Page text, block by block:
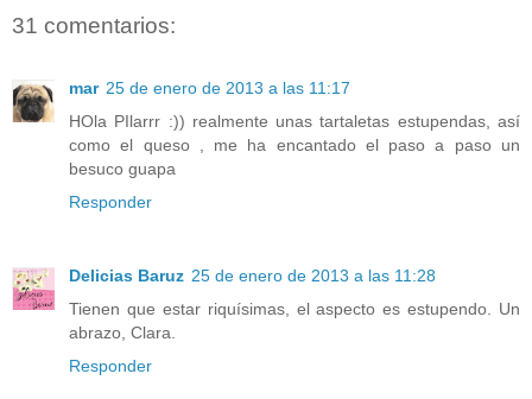
31 comentarios:
mar 25 de enero de 2013 a las 11:17
HOla PIlarrr :)) realmente unas tartaletas estupendas, así
como el queso , me ha encantado el paso a paso un
besuco guapa
Responder
Delicias Baruz 25 de enero de 2013 a las 11:28
Tienen que estar riquísimas, el aspecto es estupendo. Un
abrazo, Clara.
Responder